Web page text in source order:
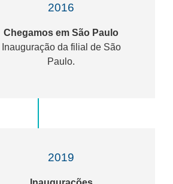
2016
Chegamos em São Paulo
Inauguração da filial de São
Paulo.
2019